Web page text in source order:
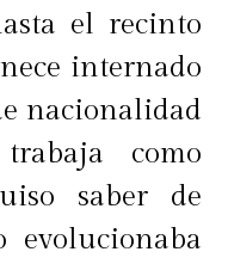
el recinto
internado
nacionalidad
como
saber de
evolucionaba